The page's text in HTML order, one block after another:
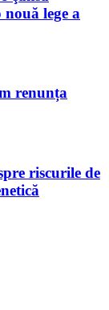
lege a
renunța
riscurile de